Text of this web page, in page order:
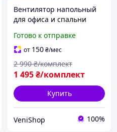
Вентилятор напольный
для офиса и спальни
вентилятор увлажнитель
воздуха 500Вт Тихий
настольный вентилято
Готово к отправке
от 150₴/мес
1 495₴/комплект
2 990 ₴/комплект
Купить
VeniShop 100%